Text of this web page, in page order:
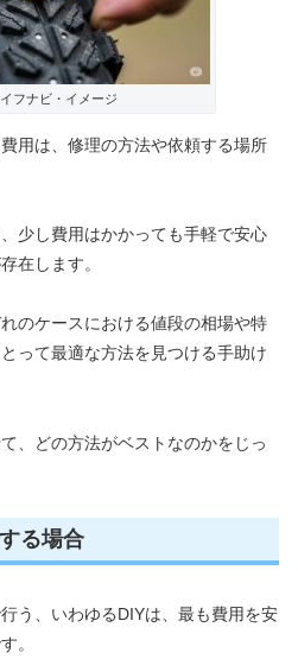
フナビ・イメージ
用は、修理の方法や依頼する場所
少し費用はかかっても手軽で安心
在します。
のケースにおける値段の相場や特
って最適な方法を見つける手助け
、どの方法がベストなのかをじっ
る場合
う、いわゆるDIYは、最も費用を安
。